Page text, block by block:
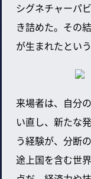
シグネチャーパ
き詰めた。その
が生まれたという
来場者は、自分
い直し、新たな
う経験が、分断
途上国を含む世